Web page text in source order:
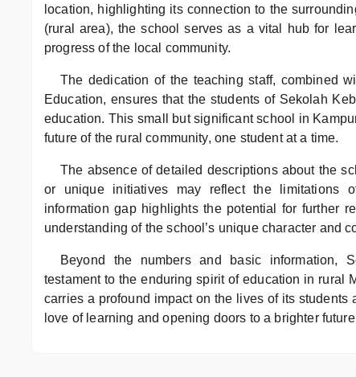
location, highlighting its connection to the
(rural area), the school serves as a vital hub for
progress of the local community.
The dedication of the teaching staff, combined
Education, ensures that the students of Sekolah
education. This small but significant school in
future of the rural community, one student at a time.
The absence of detailed descriptions about the
or unique initiatives may reflect the limitations
information gap highlights the potential for further
understanding of the school’s unique character and
Beyond the numbers and basic information,
testament to the enduring spirit of education in rural
carries a profound impact on the lives of its students
love of learning and opening doors to a brighter